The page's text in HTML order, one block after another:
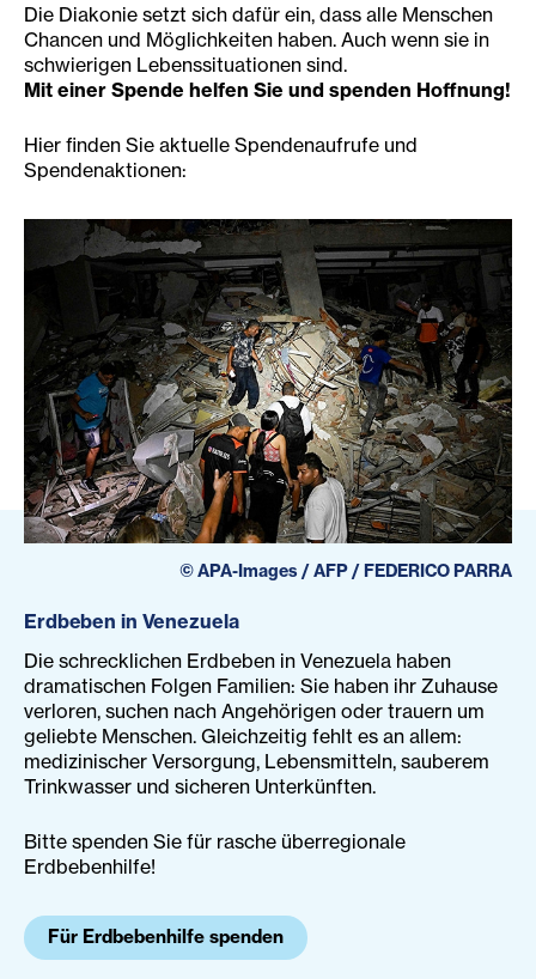
Die Diakonie setzt sich dafür ein, dass alle Menschen
Chancen und Möglichkeiten haben. Auch wenn sie in
schwierigen Lebenssituationen sind.
Mit einer Spende helfen Sie und spenden Hoffnung!
Hier finden Sie aktuelle Spendenaufrufe und
Spendenaktionen:
©APA-Images / AFP / FEDERICO PARRA
Erdbeben in Venezuela
Die schrecklichen Erdbeben in Venezuela haben
dramatischen Folgen Familien: Sie haben ihr Zuhause
verloren, suchen nach Angehörigen oder trauern um
geliebte Menschen. Gleichzeitig fehlt es an allem:
medizinischer Versorgung, Lebensmitteln, sauberem
Trinkwasser und sicheren Unterkünften.
Bitte spenden Sie für rasche überregionale
Erdbebenhilfe!
Für Erdbebenhilfe spenden